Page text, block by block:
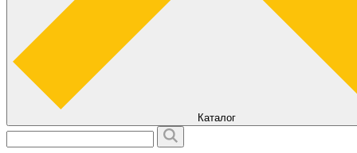
Каталог